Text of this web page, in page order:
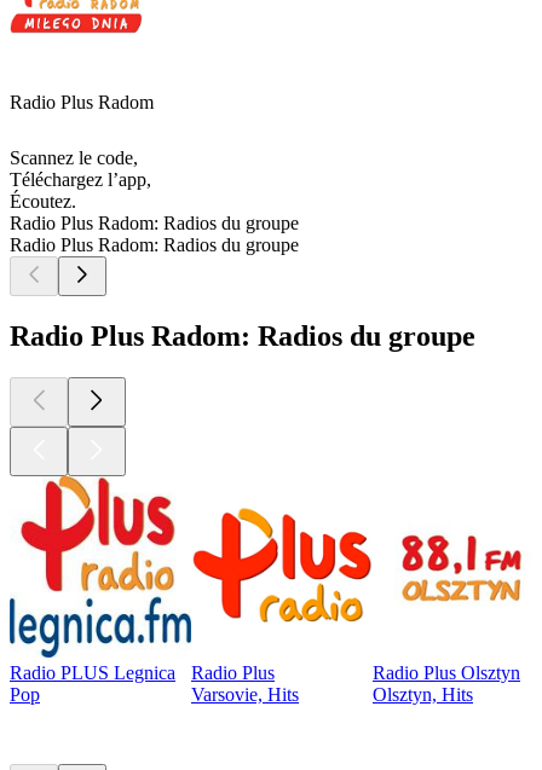
Radio Plus Radom
Scannez le code,
Téléchargez l’app,
Écoutez.
Radio Plus Radom: Radios du groupe
Radio Plus Radom: Radios du groupe
Radio Plus Radom: Radios du groupe
Radio PLUS Legnica
Pop
Radio Plus
Varsovie, Hits
Radio Plus Olsztyn
Olsztyn, Hits